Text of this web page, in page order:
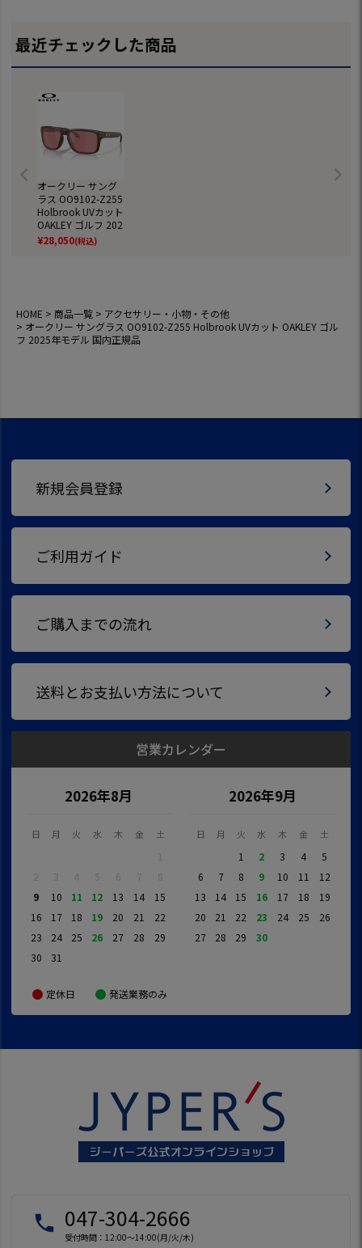
最近チェックした商品
オークリー サング
ラス OO9102-Z255
Holbrook UVカット
OAKLEY ゴルフ 202
5年モデル 国内正規
¥28,050(税込)
HOME 商品一覧
アクセサリー・小物・その他
オークリー サングラス OO9102-Z255 Holbrook UVカット OAKLEY ゴル
フ 2025年モデル 国内正規品
新規会員登録
ご利用ガイド
ご購入までの流れ
送料とお支払い方法について
営業カレンダー
2026年8月
日 月 火 水 木 金 土
1
2
3 4 5 6 7
8
9
10 11 12 13 14
15
16
17 18 19 20 21
22
23
24 25 26 27 28
29
30
31
2026年9月
日 月 火 水 木 金 土
1 2 3 4
5
6
7 8 9 10 11
12
13
14 15 16 17 18
19
20
21 22 23 24 25
26
27
28 29 30
定休日 発送業務のみ
local_phone 047-304-2666
受付時間：12:00～14:00(月/火/木)